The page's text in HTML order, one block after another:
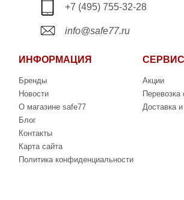
+7 (495) 755-32-28
info@safe77.ru
ИНФОРМАЦИЯ
Бренды
Новости
О магазине safe77
Блог
Контакты
Карта сайта
Политика конфиденциальности
Акции
Доставка